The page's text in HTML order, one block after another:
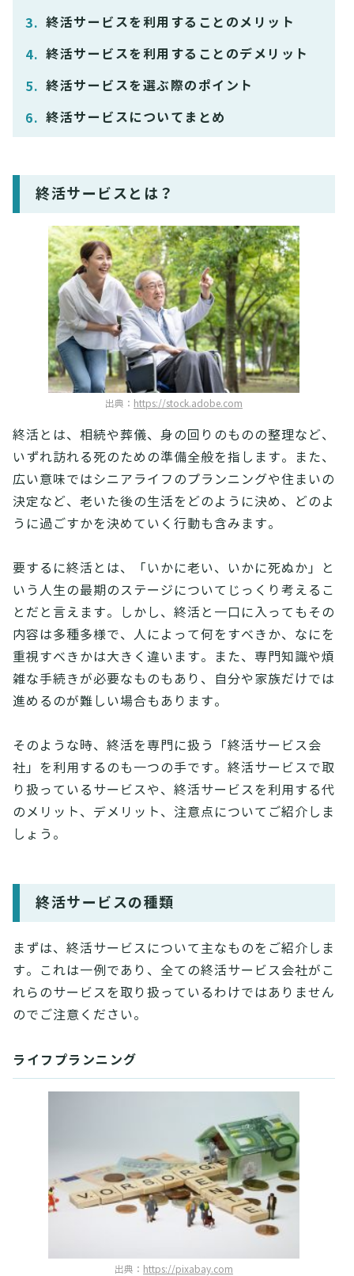
終活サービスを利用することのメリット
終活サービスを利用することのデメリット
終活サービスを選ぶ際のポイント
終活サービスについてまとめ
終活サービスとは？
出典： https://stock.adobe.com
終活とは、相続や葬儀、身の回りのものの整理など、
いずれ訪れる死のための準備全般を指します。また、
広い意味ではシニアライフのプランニングや住まいの
決定など、老いた後の生活をどのように決め、どのよ
うに過ごすかを決めていく行動も含みます。
要するに終活とは、「いかに老い、いかに死ぬか」と
いう人生の最期のステージについてじっくり考えるこ
とだと言えます。しかし、終活と一口に入ってもその
内容は多種多様で、人によって何をすべきか、なにを
重視すべきかは大きく違います。また、専門知識や煩
雑な手続きが必要なものもあり、自分や家族だけでは
進めるのが難しい場合もあります。
そのような時、終活を専門に扱う「終活サービス会
社」を利用するのも一つの手です。終活サービスで取
り扱っているサービスや、終活サービスを利用する代
のメリット、デメリット、注意点についてご紹介しま
しょう。
終活サービスの種類
まずは、終活サービスについて主なものをご紹介しま
す。これは一例であり、全ての終活サービス会社がこ
れらのサービスを取り扱っているわけではありません
のでご注意ください。
ライフプランニング
出典： https://pixabay.com